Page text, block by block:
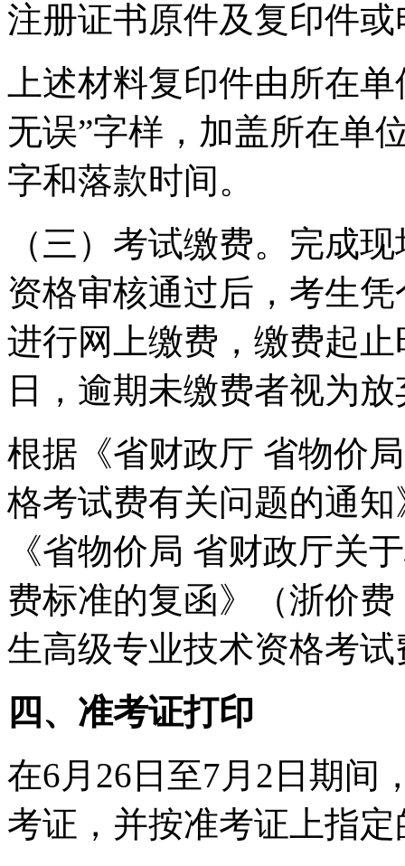
注册证书原件及复印件
上述材料复印件由所在
无误”字样，加盖所在单
字和落款时间。
（三）考试缴费。完成
资格审核通过后，考生
进行网上缴费，缴费起
日，逾期未缴费者视为
根据《省财政厅 省物价
格考试费有关问题的通
《省物价局 省财政厅关
费标准的复函》（浙价
生高级专业技术资格考
四、准考证打印
在6月26日至7月2日期间
考证，并按准考证上指